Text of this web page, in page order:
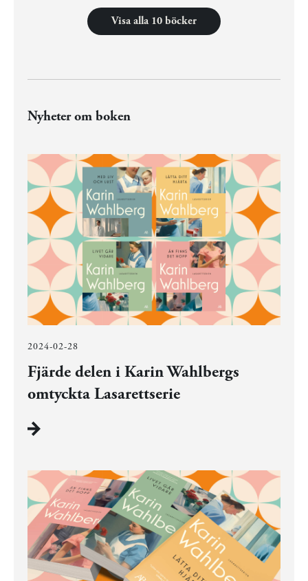
Visa alla 10 böcker
Nyheter om boken
2024-02-28
Fjärde delen i Karin Wahlbergs
omtyckta Lasarettserie